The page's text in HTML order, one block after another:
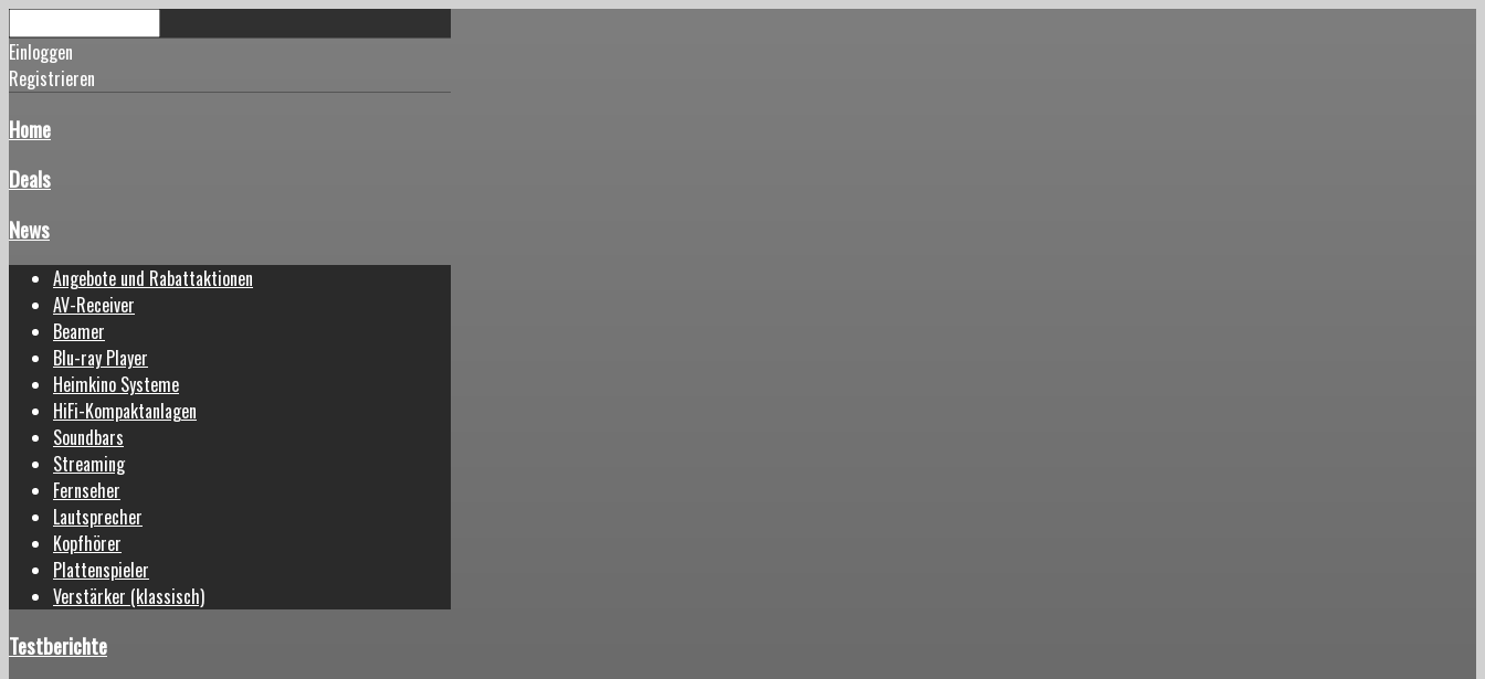
Einloggen
Registrieren
Home
Deals
News
Angebote und Rabattaktionen
AV-Receiver
Beamer
Blu-ray Player
Heimkino Systeme
HiFi-Kompaktanlagen
Soundbars
Streaming
Fernseher
Lautsprecher
Kopfhörer
Plattenspieler
Verstärker (klassisch)
Testberichte